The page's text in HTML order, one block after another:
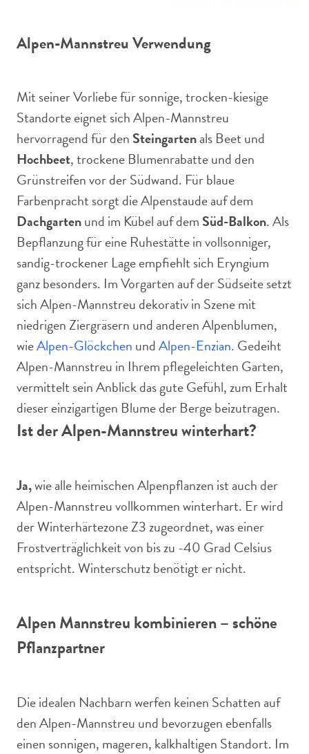
Alpen-Mannstreu Verwendung
Mit seiner Vorliebe für sonnige, trocken-kiesige
Standorte eignet sich Alpen-Mannstreu
hervorragend für den Steingartenals Beet und
Hochbeet, trockene Blumenrabatte und den
Grünstreifen vor der Südwand. Für blaue
Farbenpracht sorgt die Alpenstaude auf dem
Dachgartenund im Kübel auf dem Süd-Balkon. Als
Bepflanzung für eine Ruhestätte in vollsonniger,
sandig-trockener Lage empfiehlt sich Eryngium
ganz besonders. Im Vorgarten auf der Südseite setzt
sich Alpen-Mannstreu dekorativ in Szene mit
niedrigen Ziergräsern und anderen Alpenblumen,
wieAlpen-Glöckchen undAlpen-Enzian. Gedeiht
Alpen-Mannstreu in Ihrem pflegeleichten Garten,
vermittelt sein Anblick das gute Gefühl, zum Erhalt
dieser einzigartigen Blume der Berge beizutragen.
Ist der Alpen-Mannstreu winterhart?
Ja,wie alle heimischen Alpenpflanzen ist auch der
Alpen-Mannstreu vollkommen winterhart. Er wird
der Winterhärtezone Z3 zugeordnet, was einer
Frostverträglichkeit von bis zu -40 Grad Celsius
entspricht. Winterschutz benötigt er nicht.
Alpen Mannstreu kombinieren – schöne
Pflanzpartner
Die idealen Nachbarn werfen keinen Schatten auf
den Alpen-Mannstreu und bevorzugen ebenfalls
einen sonnigen, mageren, kalkhaltigen Standort. Im